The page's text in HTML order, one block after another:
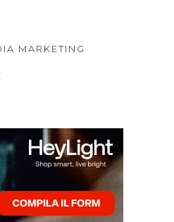
MARKETING